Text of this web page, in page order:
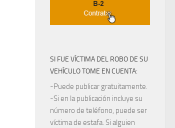
SI FUE VÍCTIMA DEL ROBO DE SU
VEHÍCULO TOME EN CUENTA:
-Puede publicar gratuitamente.
-Si en la publicación incluye su
número de teléfono, puede ser
víctima de estafa. Si alguien